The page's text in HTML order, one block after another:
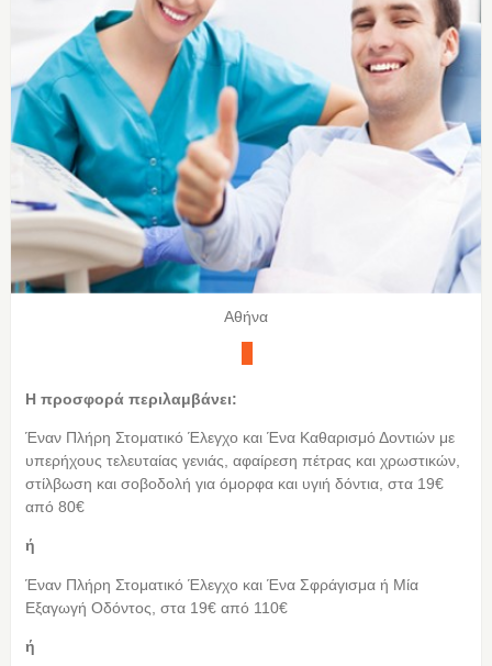
Αθήνα
Η προσφορά περιλαμβάνει:
Έναν Πλήρη Στοματικό Έλεγχο και Ένα Καθαρισμό Δοντιών με
υπερήχους τελευταίας γενιάς, αφαίρεση πέτρας και χρωστικών,
στίλβωση και σοβοδολή για όμορφα και υγιή δόντια, στα 19€
από 80€
ή
Έναν Πλήρη Στοματικό Έλεγχο και Ένα Σφράγισμα ή Μία
Εξαγωγή Οδόντος, στα 19€ από 110€
ή